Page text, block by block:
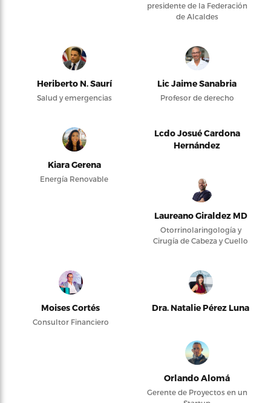
presidente de la Federación
de Alcaldes
Heriberto N. Saurí
Salud y emergencias
Lic Jaime Sanabria
Profesor de derecho
Kiara Gerena
Energía Renovable
Lcdo Josué Cardona
Hernández
Laureano Giraldez MD
Otorrinolaringología y
Cirugía de Cabeza y Cuello
Moises Cortés
Consultor Financiero
Dra. Natalie Pérez Luna
Orlando Alomá
Gerente de Proyectos en un